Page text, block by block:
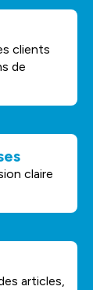
clients
de
claire
articles,